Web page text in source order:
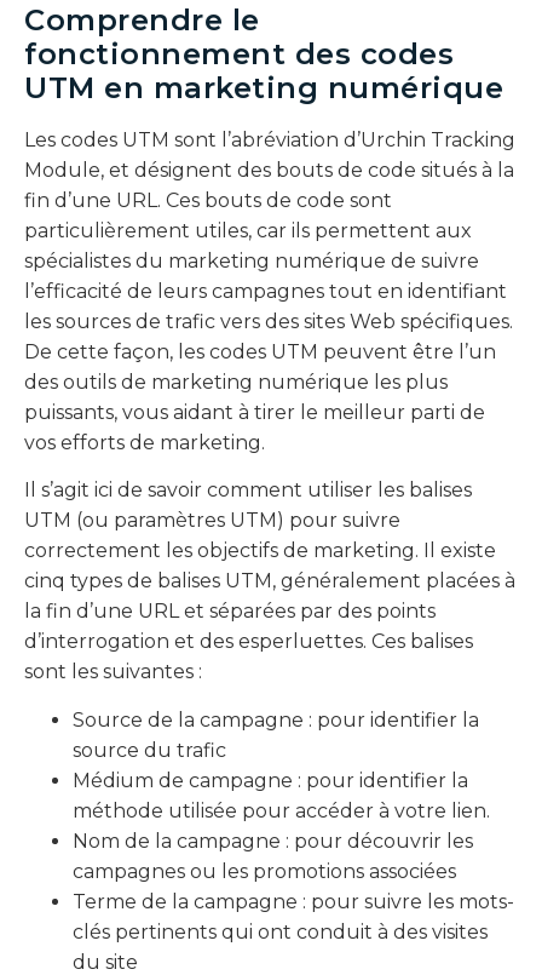
Comprendre le
fonctionnement des codes
UTM en marketing numérique
Les codes UTM sont l’abréviation d’Urchin Tracking
Module, et désignent des bouts de code situés à la
fin d’une URL. Ces bouts de code sont
particulièrement utiles, car ils permettent aux
spécialistes du marketing numérique de suivre
l’efficacité de leurs campagnes tout en identifiant
les sources de trafic vers des sites Web spécifiques.
De cette façon, les codes UTM peuvent être l’un
des outils de marketing numérique les plus
puissants, vous aidant à tirer le meilleur parti de
vos efforts de marketing.
Il s’agit ici de savoir comment utiliser les balises
UTM (ou paramètres UTM) pour suivre
correctement les objectifs de marketing. Il existe
cinq types de balises UTM, généralement placées à
la fin d’une URL et séparées par des points
d’interrogation et des esperluettes. Ces balises
sont les suivantes :
Source de la campagne : pour identifier la
source du trafic
Médium de campagne : pour identifier la
méthode utilisée pour accéder à votre lien.
Nom de la campagne : pour découvrir les
campagnes ou les promotions associées
Terme de la campagne : pour suivre les mots-
clés pertinents qui ont conduit à des visites
du site